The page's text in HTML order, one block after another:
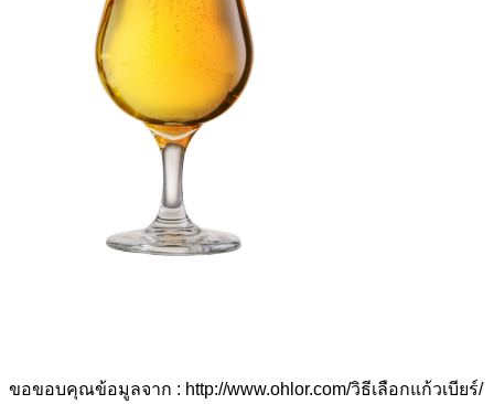
ขอขอบคุณข้อมูลจาก : http://www.ohlor.com/วิธีเลือกแก้วเบียร์/